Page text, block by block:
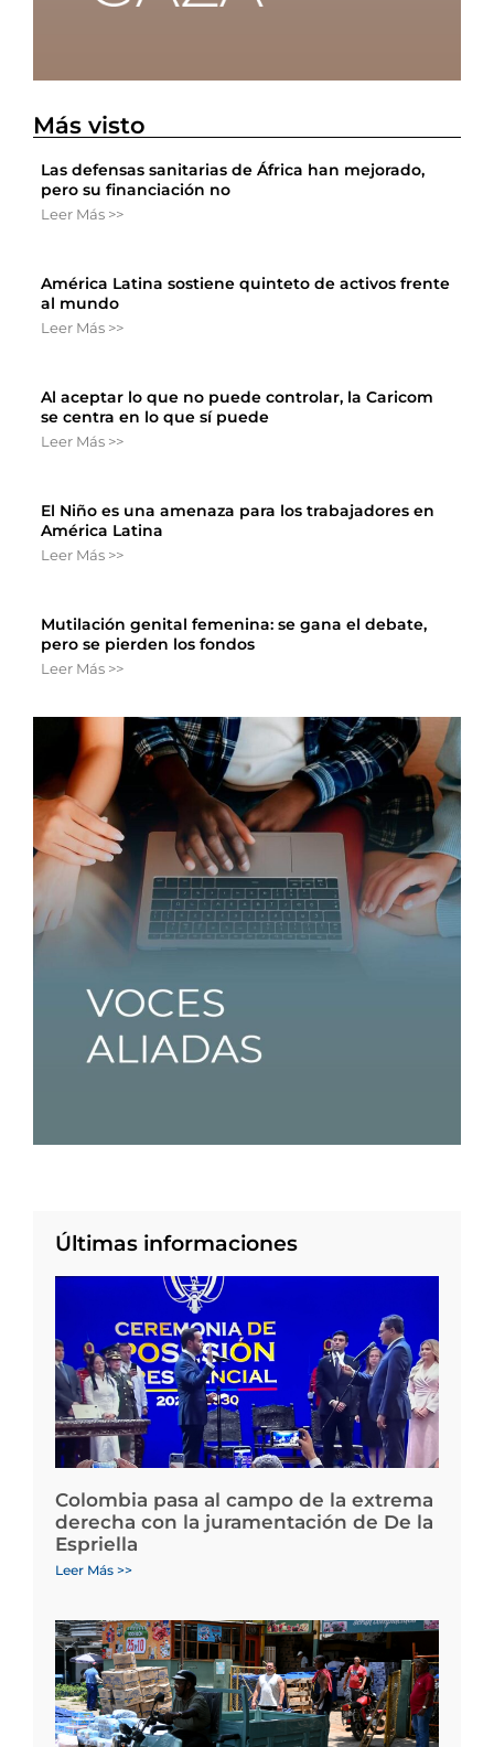
Más visto
Las defensas sanitarias de África han mejorado,
pero su financiación no
Leer Más >>
América Latina sostiene quinteto de activos frente
al mundo
Leer Más >>
Al aceptar lo que no puede controlar, la Caricom
se centra en lo que sí puede
Leer Más >>
El Niño es una amenaza para los trabajadores en
América Latina
Leer Más >>
Mutilación genital femenina: se gana el debate,
pero se pierden los fondos
Leer Más >>
Últimas informaciones
Colombia pasa al campo de la extrema
derecha con la juramentación de De la
Espriella
Leer Más >>